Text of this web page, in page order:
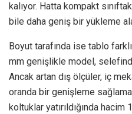
kalıyor. Hatta kompakt
bile daha geniş bir yükleme
Boyut tarafında ise tablo
mm genişlikle model,
Ancak artan dış ölçüler, iç
oranda bir genişleme
koltuklar yatırıldığında